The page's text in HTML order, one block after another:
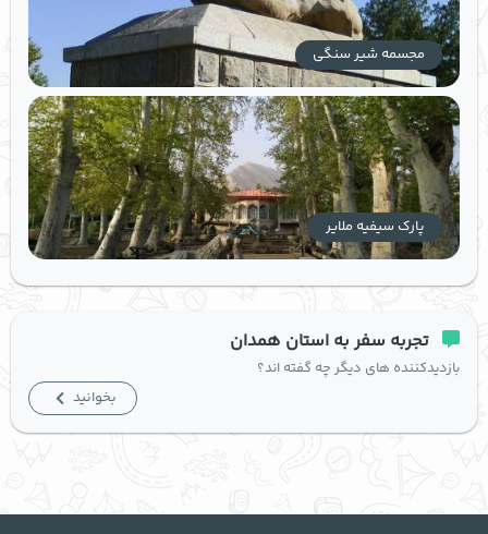
مجسمه شیر سنگی
پارک سیفیه ملایر
تجربه سفر به استان همدان
بازدیدکننده های دیگر چه گفته اند؟
بخوانید